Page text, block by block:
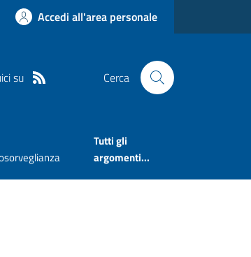
Accedi all'area personale
su Cerca
Tutti gli
argomenti...